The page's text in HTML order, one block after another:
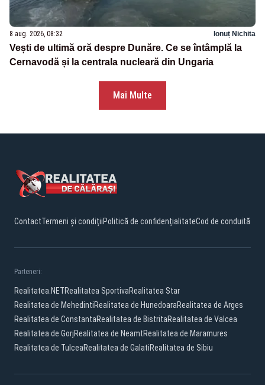
8 aug. 2026, 08:32 Ionuț Nichita
Vești de ultimă oră despre Dunăre. Ce se întâmplă la
Cernavodă și la centrala nucleară din Ungaria
Mai Multe
ContactTermeni și condițiiPolitică de confidențialitateCod de conduită
Parteneri:
Realitatea.NETRealitatea SportivaRealitatea Star
Realitatea de MehedintiRealitatea de HunedoaraRealitatea de Arges
Realitatea de ConstantaRealitatea de BistritaRealitatea de Valcea
Realitatea de GorjRealitatea de NeamtRealitatea de Maramures
Realitatea de TulceaRealitatea de GalatiRealitatea de Sibiu